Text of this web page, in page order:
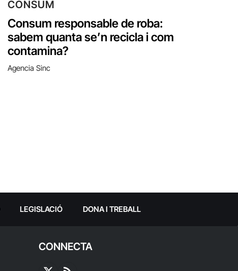
CONSUM
Consum responsable de roba:
sabem quanta se’n recicla i com
contamina?
Agencia Sinc
LEGISLACIÓ DONA I TREBALL
CONNECTA